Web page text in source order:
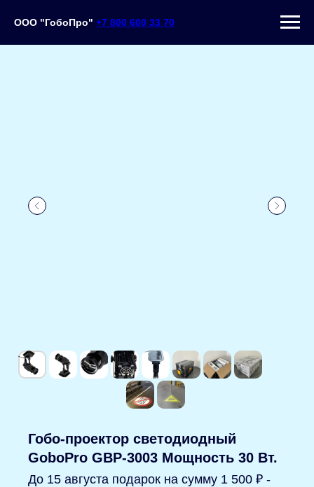
ООО "ГобоПро" +7 800 600 33 70
Гобо-проектор светодиодный
GoboPro GBP-3003 Мощность 30 Вт.
До 15 августа подарок на сумму 1 500 ₽ -